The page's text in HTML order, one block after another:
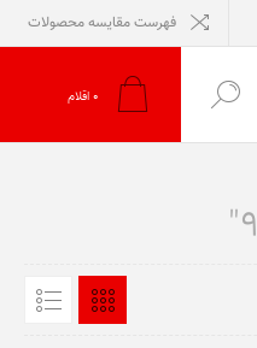
فهرست مقایسه محصولات
0 اقلام